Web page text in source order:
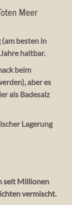
Meer
(am besten in
haltbar.
beim
aber es
als Badesalz
Lagerung
seit Millionen
vermischt.